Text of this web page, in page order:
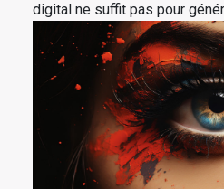
digital ne suffit pas pour